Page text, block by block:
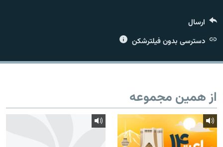
زبان‌های دیگر
ارسال
دسترسی بدون فیلترشکن
از همین مجموعه